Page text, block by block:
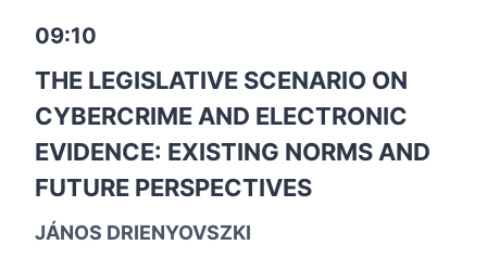
09:10
THE LEGISLATIVE SCENARIO ON
CYBERCRIME AND ELECTRONIC
EVIDENCE: EXISTING NORMS AND
FUTURE PERSPECTIVES
JÁNOS DRIENYOVSZKI